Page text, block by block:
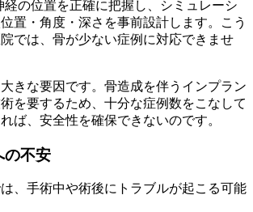
経の位置を正確に把握し、シミュレーシ
置・角度・深さを事前設計します。こう
では、骨が少ない症例に対応できませ
きな要因です。骨造成を伴うインプラン
を要するため、十分な症例数をこなして
ば、安全性を確保できないのです。
の不安
、手術中や術後にトラブルが起こる可能